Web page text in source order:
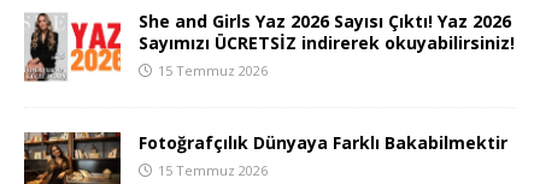
She and Girls Yaz 2026 Sayısı Çıktı! Yaz 2026
Sayımızı ÜCRETSİZ indirerek okuyabilirsiniz!
15 Temmuz 2026
Fotoğrafçılık Dünyaya Farklı Bakabilmektir
15 Temmuz 2026